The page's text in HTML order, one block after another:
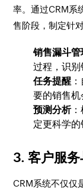
率。通过CRM系
售阶段，制定针
销售漏斗管
过程，识别
任务提醒
要的销售机
预测分析：
定更科学的
3.客户服
CRM系统不仅仅